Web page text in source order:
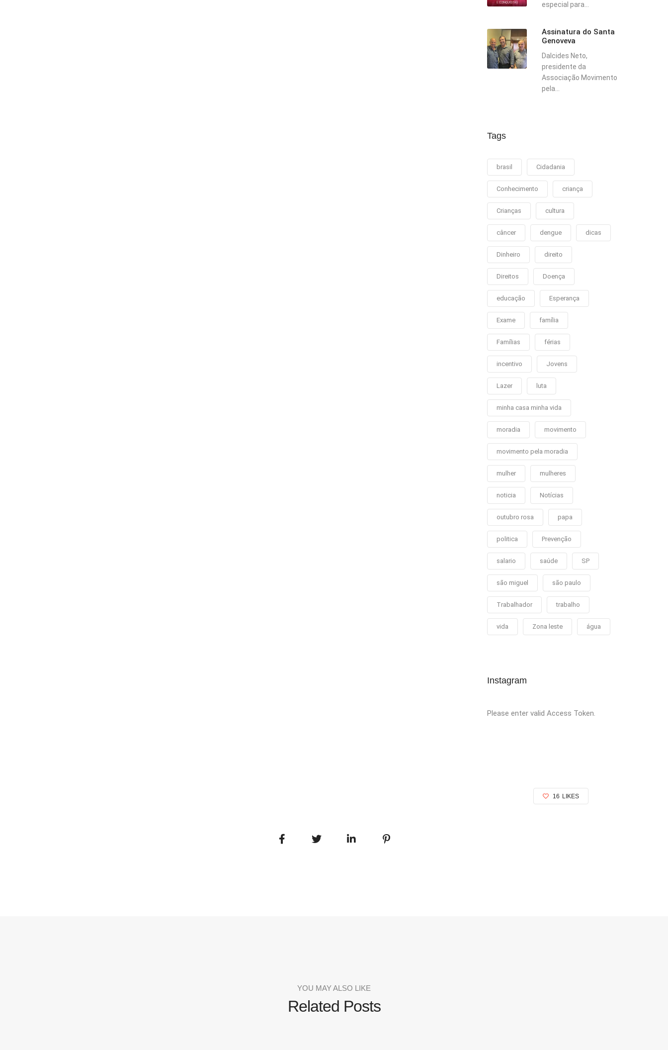
especial para...
Assinatura do Santa
Genoveva
Dalcides Neto,
presidente da
Associação Movimento
pela...
Tags
brasil Cidadania
Conhecimento criança
Crianças cultura
câncer dengue dicas
Dinheiro direito
Direitos Doença
educação Esperança
Exame família
Famílias férias
incentivo Jovens
Lazer luta
minha casa minha vida
moradia movimento
movimento pela moradia
mulher mulheres
noticia Notícias
outubro rosa papa
politica Prevenção
salario saúde SP
são miguel são paulo
Trabalhador trabalho
vida Zona leste água
Instagram
Please enter valid Access Token.
16 LIKES
YOU MAY ALSO LIKE
Related Posts